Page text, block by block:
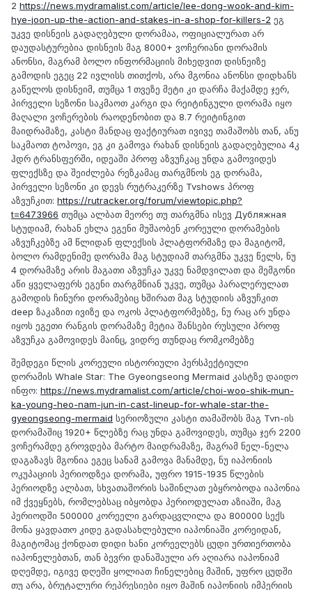
2 https://news.mydramalist.com/article/lee-dong-wook-and-kim-
hye-joon-up-the-action-and-stakes-in-a-shop-for-killers-2 ეგ
უკვე დისნეის გადაღებული დორამაა, ოფიციალურათ არ
დაუდასტურებია დისნეის მაგ 8000+ ვოჩერიანი დორამის
ანონსი, მაგრამ ბოლო ინფორმაციის მიხედვით დისნეიზე
გამოდის ეგეც 22 ივლისს თითქოს, არა მგონია ანონსი დიდხანს
გაწელოს დისნეიმ, თუმცა 1 თვეზე მეტი კი დარჩა მაქამდე ჯერ,
პირველი სეზონი საკმაოთ კარგი და რეიტინგული დორამა იყო
მაღალი ვოჩერების რაოდენობით და 8.7 რეიტინგით
მაიდრამაზე, კასტი მანდაც ფაქტიურათ ივივე თამაშობს თან, ანუ
საკმაოთ ტოპოვი, ეგ კი გამოვა რახან დისნეის გადაღებულია 4კ
ჰდრ ტრანსფერში, იდეაში პროფ აზვუჩკაც უნდა გამოვიდეს
ფლექსზე და შეიძლება რეზკამაც თარგმნოს ეგ დორამა,
პირველი სეზონი კი დევს რუტრაკერზე Tvshows პროფ
აზვუჩკით: https://rutracker.org/forum/viewtopic.php?
t=6473966 თუმცა ალბათ მეორე თუ თარგმნა ისევ Дубляжная
სტუდიამ, რახან ეხლა ეგენი მუშაობენ კორეული დორამების
აზვუჩკებზე ამ წლიდან ფლექსის პლატფორმაზე და მაგიტომ,
ბოლო რამდენიმე დორამა მაგ სტუდიამ თარგმნა უკვე წელს, ნუ
4 დორამაზე არის მაგათი აზვუჩკა უკვე ნამდვილათ და მემგონი
აწი ყველაფერს ეგენი თარგმნიან უკვე, თუმცა პარალერულათ
გამოდის ჩინური დორამებიც ხშირათ მაგ სტუდიის აზვუჩკით
deep ზაკაზით ივიზე და ოკოს პლატფორმებზე, ნუ რაც არ უნდა
იყოს ეგეთი რანგის დორამაზე მეტია შანსები რუსული პროფ
აზვუჩკა გამოვიდეს მაინც, ვიდრე თუნდაც რომკომებზე
შემდეგი წლის კორეული ისტორიული პერსპექტიული
დორამის Whale Star: The Gyeongseong Mermaid კასტზე დაიდო
ინფო: https://news.mydramalist.com/article/choi-woo-shik-mun-
ka-young-heo-nam-jun-in-cast-lineup-for-whale-star-the-
gyeongseong-mermaid სერიოზული კასტი თამაშობს მაგ Tvn-ის
დორამაშიც 1920+ წლებზე რაც უნდა გამოვიდეს, თუმცა ჯერ 2200
ვოჩერამდე გროვდება მარტო მაიდრამაზე, მაგრამ ნელ-ნელა
დაგაზავს მგონია ეგეც სანამ გამოვა მანამდე, ნუ იაპონიის
ოკუპაციის პერიოდზეა დორამა, უფრო 1915-1935 წლების
პერიოდზე ალბათ, სხვათაშორის საშინლათ ებყრობოდა იაპონია
იმ ქვეყნებს, რომლებსაც იბყობდა პერიოდულათ აზიაში, მაგ
პერიოდში 500000 კორეელი გარდაცვლილა და 800000 სექს
მონა ყავდათო კიდე გადასახლებული იაპონიაში კორეიდან,
მაგიტომაც ქონდათ დიდი ხანი კორეელებს ცუდი ურთიერთობა
იაპონელებთან, თან ბევრი დანაშაული არ აღიარა იაპონიამ
დღემდე, იგივე დღეში ყოლიათ ჩინელებიც მაშინ, უფრო ცუდში
თუ არა, ბრუტალური რეპრესიები იყო მაშინ იაპონიის იმპერიის